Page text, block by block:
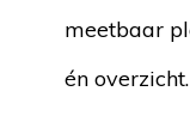
meetbaar
én overzicht.